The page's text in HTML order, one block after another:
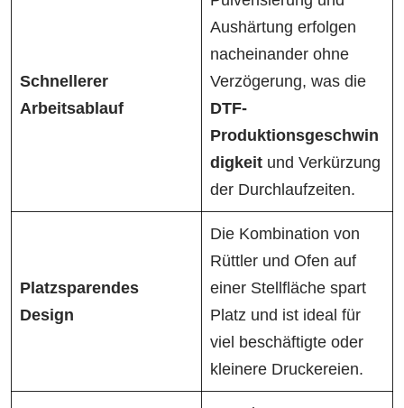
Schnellerer
Arbeitsablauf
Aushärtung erfolgen
nacheinander ohne
Verzögerung, was die
DTF-
Produktionsgeschwin
digkeit und Verkürzung
der Durchlaufzeiten.
Platzsparendes
Design
Die Kombination von
Rüttler und Ofen auf
einer Stellfläche spart
Platz und ist ideal für
viel beschäftigte oder
kleinere Druckereien.